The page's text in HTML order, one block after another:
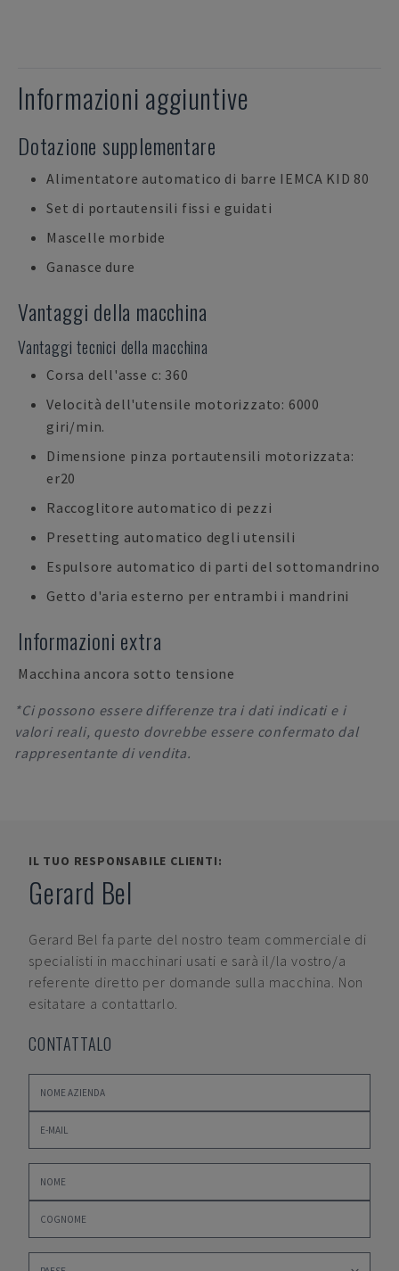
Informazioni aggiuntive
Dotazione supplementare
Alimentatore automatico di barre IEMCA KID 80
Set di portautensili fissi e guidati
Mascelle morbide
Ganasce dure
Vantaggi della macchina
Vantaggi tecnici della macchina
Corsa dell'asse c: 360
Velocità dell'utensile motorizzato: 6000
giri/min.
Dimensione pinza portautensili motorizzata:
er20
Raccoglitore automatico di pezzi
Presetting automatico degli utensili
Espulsore automatico di parti del sottomandrino
Getto d'aria esterno per entrambi i mandrini
Informazioni extra
Macchina ancora sotto tensione
*Ci possono essere differenze tra i dati indicati e i
valori reali, questo dovrebbe essere confermato dal
rappresentante di vendita.
IL TUO RESPONSABILE CLIENTI:
Gerard Bel
Gerard Bel fa parte del nostro team commerciale di
specialisti in macchinari usati e sarà il/la vostro/a
referente diretto per domande sulla macchina. Non
esitatare a contattarlo.
CONTATTALO